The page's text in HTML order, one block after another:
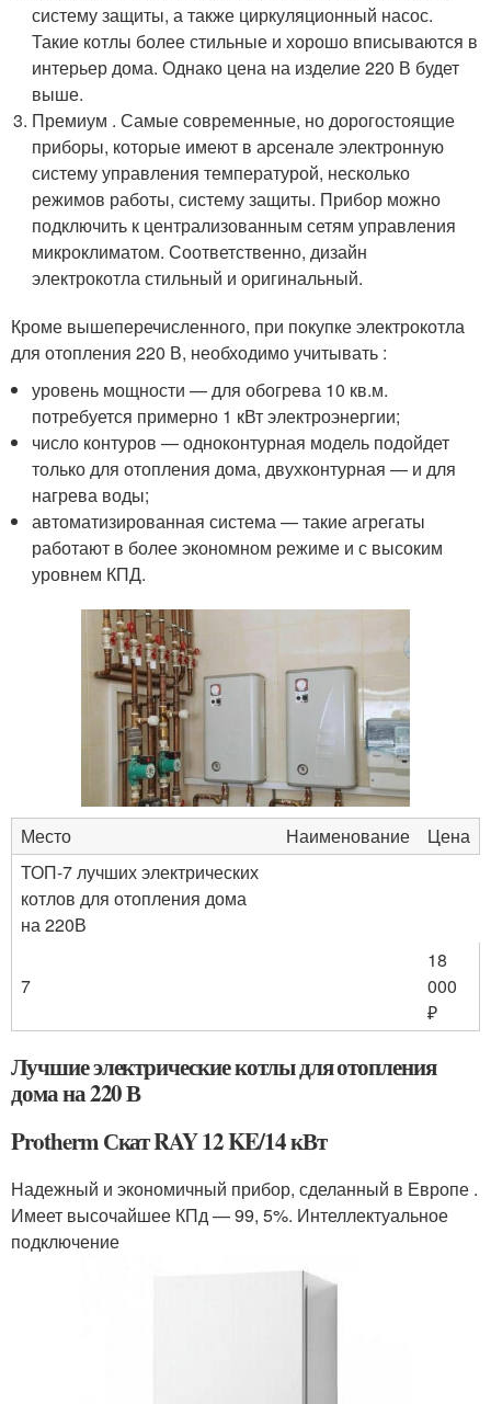
систему защиты, а также циркуляционный насос.
Такие котлы более стильные и хорошо вписываются в
интерьер дома. Однако цена на изделие 220 В будет
выше.
Премиум . Самые современные, но дорогостоящие
приборы, которые имеют в арсенале электронную
систему управления температурой, несколько
режимов работы, систему защиты. Прибор можно
подключить к централизованным сетям управления
микроклиматом. Соответственно, дизайн
электрокотла стильный и оригинальный.
Кроме вышеперечисленного, при покупке электрокотла
для отопления 220 В, необходимо учитывать :
уровень мощности — для обогрева 10 кв.м.
потребуется примерно 1 кВт электроэнергии;
число контуров — одноконтурная модель подойдет
только для отопления дома, двухконтурная — и для
нагрева воды;
автоматизированная система — такие агрегаты
работают в более экономном режиме и с высоким
уровнем КПД.
Место Наименование
Цена
ТОП-7 лучших электрических
котлов для отопления дома
на 220В
7
18
000
₽
Лучшие электрические котлы для отопления
дома на 220 В
Protherm Скат RAY 12 KE/14 кВт
Надежный и экономичный прибор, сделанный в Европе .
Имеет высочайшее КПд — 99, 5%. Интеллектуальное
подключение